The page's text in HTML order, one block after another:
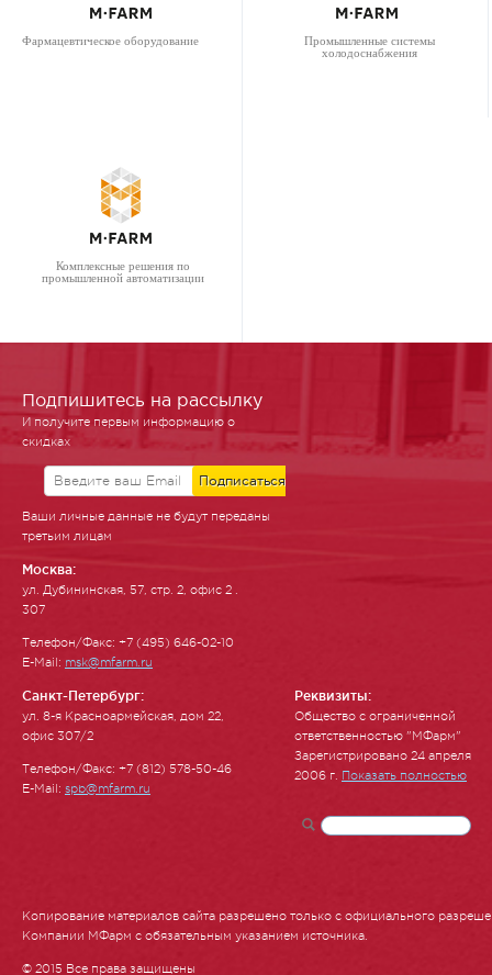
Фармацевтическое оборудование
Промышленные системы
холодоснабжения
Комплексные решения по
промышленной автоматизации
Подпишитесь на рассылку
И получите первым информацию о
скидках
Ваши личные данные не будут переданы
третьим лицам
Москва:
ул. Ду­бинин­ская, 57, стр. 2, офис 2 .
307
Телефон/Факс: +7 (495) 646-02-10
E-Mail: msk@mfarm.ru
Санкт-Петербург:
ул. 8-я Красноармейская, дом 22,
офис 307/2
Телефон/Факс: +7 (812) 578-50-46
E-Mail: spb@mfarm.ru
Реквизиты:
Общество с ограниченной
ответственностью "МФарм"
Зарегистрировано 24 апреля
2006 г. Показать полностью
Копирование материалов сайта разрешено только с официального
Компании МФарм с обязательным указанием источника.
© 2015 Все права защищены